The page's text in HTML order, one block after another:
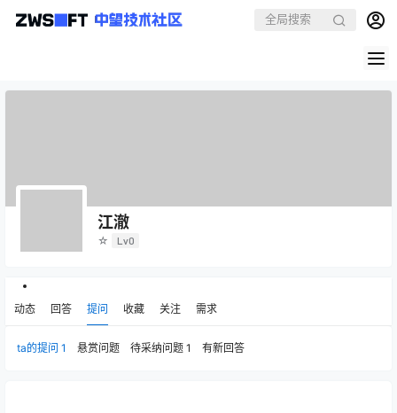
江澈
☆ Lv0
动态 回答 提问 收藏 关注 需求
ta的提问 1 悬赏问题 待采纳问题 1 有新回答